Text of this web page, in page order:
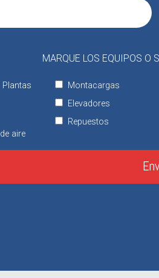
MARQUE LOS EQUIPOS O
Plantas
aire
Montacargas
Elevadores
Repuestos